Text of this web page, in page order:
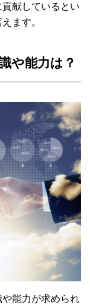
献しているとい
ます。
や能力は？
能力が求められ